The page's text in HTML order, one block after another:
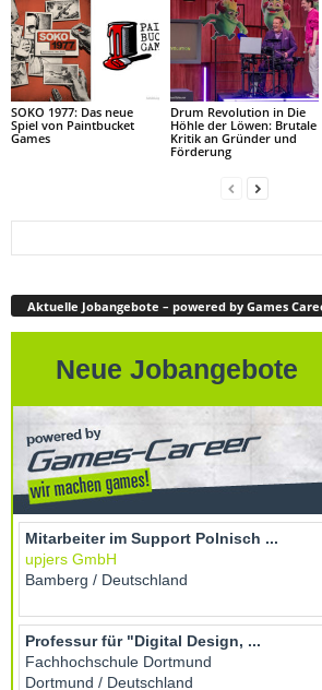
SOKO 1977: Das neue
Spiel von Paintbucket
Games
Drum Revolution in Die
Höhle der Löwen: Brutale
Kritik an Gründer und
Förderung
Aktuelle Jobangebote – powered by Games